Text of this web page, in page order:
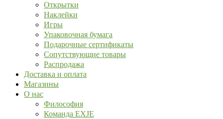
Открытки
Наклейки
Игры
Упаковочная бумага
Подарочные сертификаты
Сопутствующие товары
Распродажа
Доставка и оплата
Магазины
О нас
Философия
Команда EXJE